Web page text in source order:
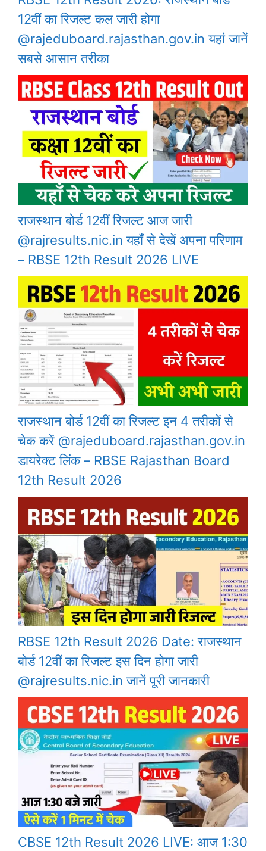
12वीं का रिजल्ट कल जारी होगा
@rajeduboard.rajasthan.gov.in यहां जानें
सबसे आसान तरीका
राजस्थान बोर्ड 12वीं रिजल्ट आज जारी
@rajresults.nic.in यहाँ से देखें अपना परिणाम
– RBSE 12th Result 2026 LIVE
राजस्थान बोर्ड 12वीं का रिजल्ट इन 4 तरीकों से
चेक करें @rajeduboard.rajasthan.gov.in
डायरेक्ट लिंक – RBSE Rajasthan Board
12th Result 2026
RBSE 12th Result 2026 Date: राजस्थान
बोर्ड 12वीं का रिजल्ट इस दिन होगा जारी
@rajresults.nic.in जानें पूरी जानकारी
CBSE 12th Result 2026 LIVE: आज 1:30